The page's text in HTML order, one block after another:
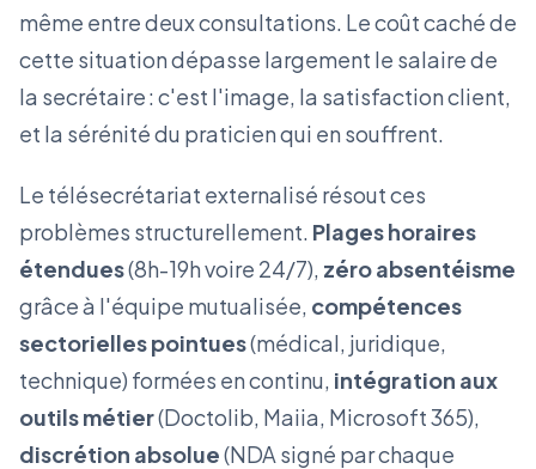
même entre deux consultations. Le coût caché de
cette situation dépasse largement le salaire de
la secrétaire : c'est l'image, la satisfaction client,
et la sérénité du praticien qui en souffrent.
Le télésecrétariat externalisé résout ces
problèmes structurellement. Plages horaires
étendues(8h-19h voire 24/7), zéro absentéisme
grâce à l'équipe mutualisée, compétences
sectorielles pointues(médical, juridique,
technique) formées en continu, intégration aux
outils métier(Doctolib, Maiia, Microsoft 365),
discrétion absolue(NDA signé par chaque